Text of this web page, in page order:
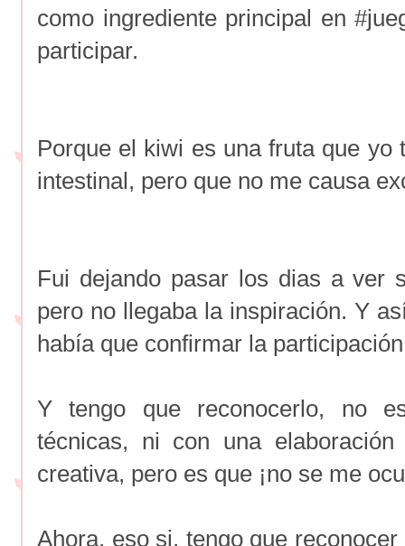
como ingrediente principal en
participar.
Porque el kiwi es una fruta que yo
intestinal, pero que no me causa
Fui dejando pasar los dias a ver
pero no llegaba la inspiración. Y
había que confirmar la
Y tengo que reconocerlo, no
técnicas, ni con una
creativa, pero es que ¡no se me
Ahora, eso si, tengo que